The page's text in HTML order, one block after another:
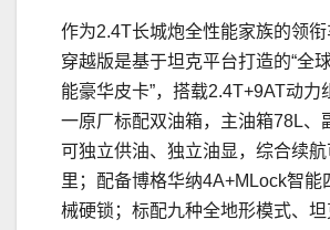
作为2.4T长城炮全性能家族的领
穿越版是基于坦克平台打造的“全
能豪华皮卡”，搭载2.4T+9AT动力
一原厂标配双油箱，主油箱78L、
可独立供油、独立油显，综合续
里；配备博格华纳4A+MLock智能
械硬锁；标配九种全地形模式、